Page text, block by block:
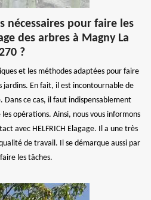
nécessaires pour faire les
des arbres à Magny La
?
et les méthodes adaptées pour faire
jardins. En fait, il est incontournable de
ce cas, il faut indispensablement
opérations. Ainsi, nous vous informons
avec HELFRICH Elagage. Il a une très
de travail. Il se démarque aussi par
les tâches.